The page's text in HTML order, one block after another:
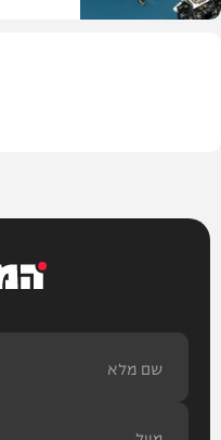
המחדש